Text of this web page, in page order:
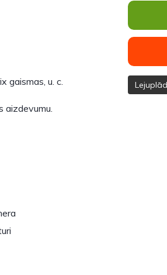
gaismas, u. c.
aizdevumu.